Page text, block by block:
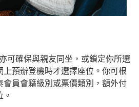
亦可確保與親友同坐，或鎖定你所選
上預辦登機時才選擇座位。你可根
會員會籍級別或票價類別，額外付